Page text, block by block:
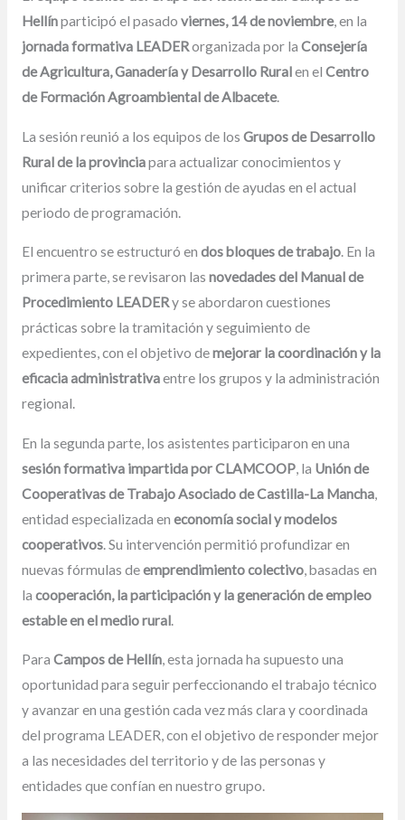
Hellínparticipó el pasado viernes, 14 de noviembre, en la
jornada formativa LEADERorganizada por la Consejería
de Agricultura, Ganadería y Desarrollo Ruralen el Centro
de Formación Agroambiental de Albacete.
La sesión reunió a los equipos de los Grupos de Desarrollo
Rural de la provinciapara actualizar conocimientos y
unificar criterios sobre la gestión de ayudas en el actual
periodo de programación.
El encuentro se estructuró en dos bloques de trabajo. En la
primera parte, se revisaron las novedades del Manual de
Procedimiento LEADERy se abordaron cuestiones
prácticas sobre la tramitación y seguimiento de
expedientes, con el objetivo demejorar la coordinación y la
eficacia administrativaentre los grupos y la administración
regional.
En la segunda parte, los asistentes participaron en una
sesión formativa impartida por CLAMCOOP, la Unión de
Cooperativas de Trabajo Asociado de Castilla-La Mancha,
entidad especializada en economía social y modelos
cooperativos. Su intervención permitió profundizar en
nuevas fórmulas deemprendimiento colectivo, basadas en
la cooperación, la participación y la generación de empleo
estable en el medio rural.
Para Campos de Hellín, esta jornada ha supuesto una
oportunidad para seguir perfeccionando el trabajo técnico
y avanzar en una gestión cada vez más clara y coordinada
del programa LEADER, con el objetivo de responder mejor
a las necesidades del territorio y de las personas y
entidades que confían en nuestro grupo.